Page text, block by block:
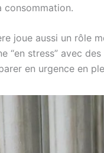
joue aussi un rôle
“en stress” avec
en urgence en